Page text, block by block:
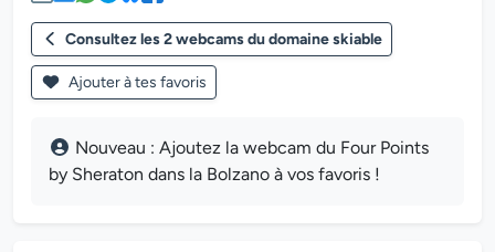
Consultez les 2 webcams du domaine skiable
Ajouter à tes favoris
Nouveau : Ajoutez la webcam du Four Points
by Sheraton dans la Bolzano à vos favoris !